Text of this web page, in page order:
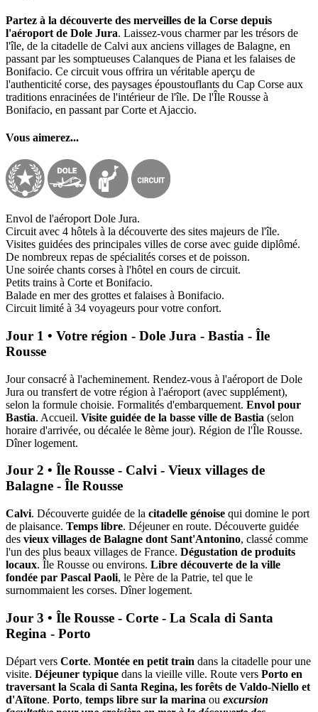
Partez à la découverte des merveilles de la Corse depuis
l'aéroport de Dole Jura. Laissez-vous charmer par les trésors de
l'île, de la citadelle de Calvi aux anciens villages de Balagne, en
passant par les somptueuses Calanques de Piana et les falaises de
Bonifacio. Ce circuit vous offrira un véritable aperçu de
l'authenticité corse, des paysages époustouflants du Cap Corse aux
traditions enracinées de l'intérieur de l'île. De l'Île Rousse à
Bonifacio, en passant par Corte et Ajaccio.
Vous aimerez...
Envol de l'aéroport Dole Jura.
Circuit avec 4 hôtels à la découverte des sites majeurs de l'île.
Visites guidées des principales villes de corse avec guide diplômé.
De nombreux repas de spécialités corses et de poisson.
Une soirée chants corses à l'hôtel en cours de circuit.
Petits trains à Corte et Bonifacio.
Balade en mer des grottes et falaises à Bonifacio.
Circuit limité à 34 voyageurs pour votre confort.
Jour 1 • Votre région - Dole Jura - Bastia - Île
Rousse
Jour consacré à l'acheminement. Rendez-vous à l'aéroport de Dole
Jura ou transfert de votre région à l'aéroport (avec supplément),
selon la formule choisie. Formalités d'embarquement. Envol pour
Bastia. Accueil. Visite guidée de la basse ville de Bastia (selon
horaire d'arrivée, ou décalée le 8ème jour). Région de l'Île Rousse.
Dîner logement.
Jour 2 • Île Rousse - Calvi - Vieux villages de
Balagne - Île Rousse
Calvi. Découverte guidée de la citadelle génoise qui domine le port
de plaisance. Temps libre. Déjeuner en route. Découverte guidée
des vieux villages de Balagne dont Sant'Antonino, classé comme
l'un des plus beaux villages de France. Dégustation de produits
locaux. Île Rousse ou environs. Libre découverte de la ville
fondée par Pascal Paoli, le Père de la Patrie, tel que le
surnommaient les corses. Dîner logement.
Jour 3 • Île Rousse - Corte - La Scala di Santa
Regina - Porto
Départ vers Corte. Montée en petit train dans la citadelle pour une
visite. Déjeuner typique dans la vieille ville. Route vers Porto en
traversant la Scala di Santa Regina, les forêts de Valdo-Niello et
d'Aïtone. Porto, temps libre sur la marina ou excursion